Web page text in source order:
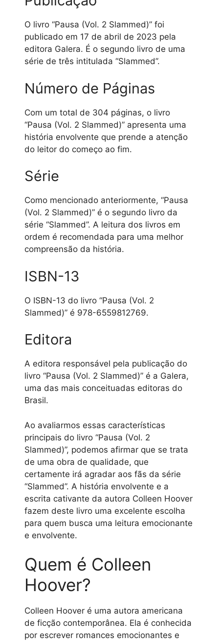
O livro “Pausa (Vol. 2 Slammed)” foi
publicado em 17 de abril de 2023 pela
editora Galera. É o segundo livro de uma
série de três intitulada “Slammed”.
Número de Páginas
Com um total de 304 páginas, o livro
“Pausa (Vol. 2 Slammed)” apresenta uma
história envolvente que prende a atenção
do leitor do começo ao fim.
Série
Como mencionado anteriormente, “Pausa
(Vol. 2 Slammed)” é o segundo livro da
série “Slammed”. A leitura dos livros em
ordem é recomendada para uma melhor
compreensão da história.
ISBN-13
O ISBN-13 do livro “Pausa (Vol. 2
Slammed)” é 978-6559812769.
Editora
A editora responsável pela publicação do
livro “Pausa (Vol. 2 Slammed)” é a Galera,
uma das mais conceituadas editoras do
Brasil.
Ao avaliarmos essas características
principais do livro “Pausa (Vol. 2
Slammed)”, podemos afirmar que se trata
de uma obra de qualidade, que
certamente irá agradar aos fãs da série
“Slammed”. A história envolvente e a
escrita cativante da autora Colleen Hoover
fazem deste livro uma excelente escolha
para quem busca uma leitura emocionante
e envolvente.
Quem é Colleen
Hoover?
Colleen Hoover é uma autora americana
de ficção contemporânea. Ela é conhecida
por escrever romances emocionantes e